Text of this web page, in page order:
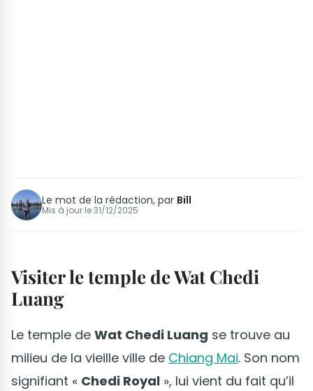
Le mot de la rédaction, par Bill
Mis à jour le31/12/2025
Visiter le temple de Wat Chedi
Luang
Le temple de Wat Chedi Luang se trouve au
milieu de la vieille ville de Chiang Mai. Son nom
signifiant « Chedi Royal », lui vient du fait qu’il